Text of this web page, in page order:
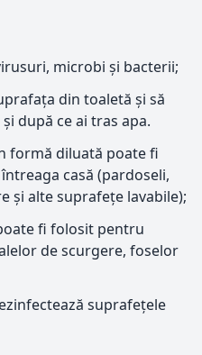
microbi și bacterii;
din toaletă și să
după ce ai tras apa.
formă diluată poate fi
casă (pardoseli,
și alte suprafețe lavabile);
fi folosit pentru
de scurgere, foselor
suprafețele